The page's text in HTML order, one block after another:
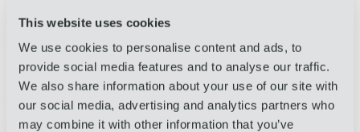
This website uses cookies
We use cookies to personalise content and ads, to
provide social media features and to analyse our traffic.
We also share information about your use of our site with
our social media, advertising and analytics partners who
may combine it with other information that you’ve
compradores exigirão que seus fornecedores e fabricantes em países
beneficiarem da isenção fiscal e evitarem incorrer em violações
fiscais.
A quantidade de plástico não reciclado continuará a ser indicada na
fatura comercial, na lista de embalagem ou na certificação do
importador.